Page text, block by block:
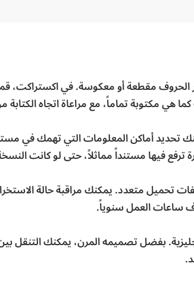
الحروف مقطعة أو معكوسة. في اكستراكت،
هي مكتوبة تماماً، مع مراعاة اتجاه الكتابة
تحديد أماكن المعلومات التي تهمك في
ترفع فيها مستنداً مماثلاً، حتى لو كانت
تحميل متعدد. يمكنك مراقبة حالة
ساعات العمل سنوياً.
بفضل تصميمه المرن، يمكنك التنقل